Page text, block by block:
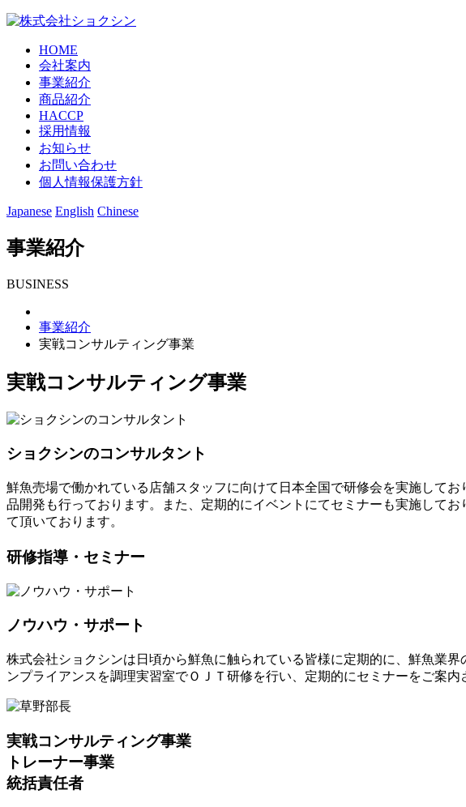
HOME
会社案内
事業紹介
商品紹介
HACCP
採用情報
お知らせ
お問い合わせ
個人情報保護方針
Japanese English Chinese
事業紹介
BUSINESS
事業紹介
実戦コンサルティング事業
実戦コンサルティング事業
ショクシンのコンサルタント
鮮魚売場で働かれている店舗スタッフに向けて日本全国で研修会を実施して
品開発も行っております。また、定期的にイベントにてセミナーも実施して
て頂いております。
研修指導・セミナー
ノウハウ・サポート
株式会社ショクシンは日頃から鮮魚に触られている皆様に定期的に、鮮魚業
ンプライアンスを調理実習室でＯＪＴ研修を行い、定期的にセミナーをご案内
実戦コンサルティング事業
トレーナー事業
統括責任者